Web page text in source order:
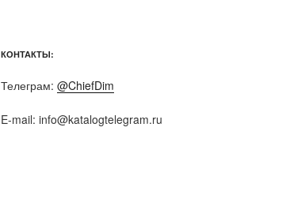
КОНТАКТЫ:
Телеграм: @ChiefDim
E-mail: info@katalogtelegram.ru